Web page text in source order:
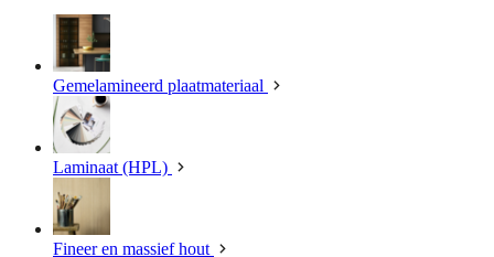
Gemelamineerd plaatmateriaal
Laminaat (HPL)
Fineer en massief hout